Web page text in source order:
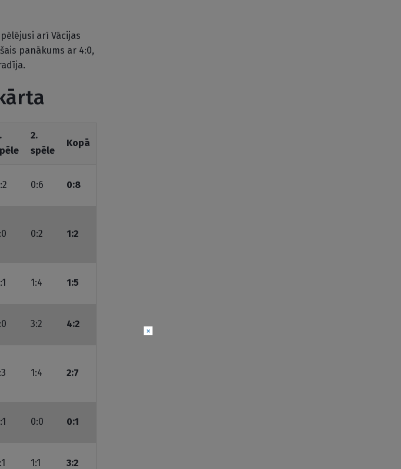
arī Vācijas
panākums ar 4:0,
2.
spēle
Kopā
0:6 0:8
0:2 1:2
1:4 1:5
3:2 4:2
1:4 2:7
0:0 0:1
1:1 3:2